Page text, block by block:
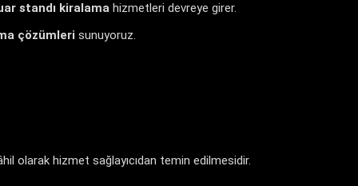
standı kiralama hizmetleri devreye girer.
çözümleri sunuyoruz.
olarak hizmet sağlayıcıdan temin edilmesidir.